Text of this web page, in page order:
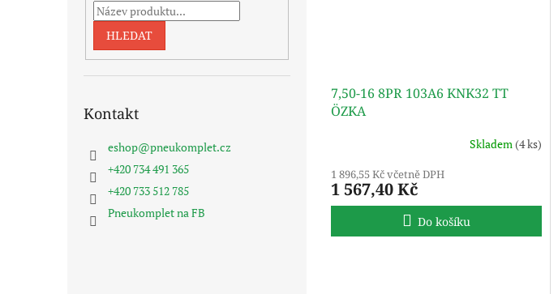
HLEDAT
Kontakt
eshop@pneukomplet.cz
+420 734 491 365
+420 733 512 785
Pneukomplet na FB
7,50-16 8PR 103A6 KNK32 TT
ÖZKA
Skladem(4 ks)
1 896,55 Kč včetně DPH
1 567,40 Kč
Do košíku